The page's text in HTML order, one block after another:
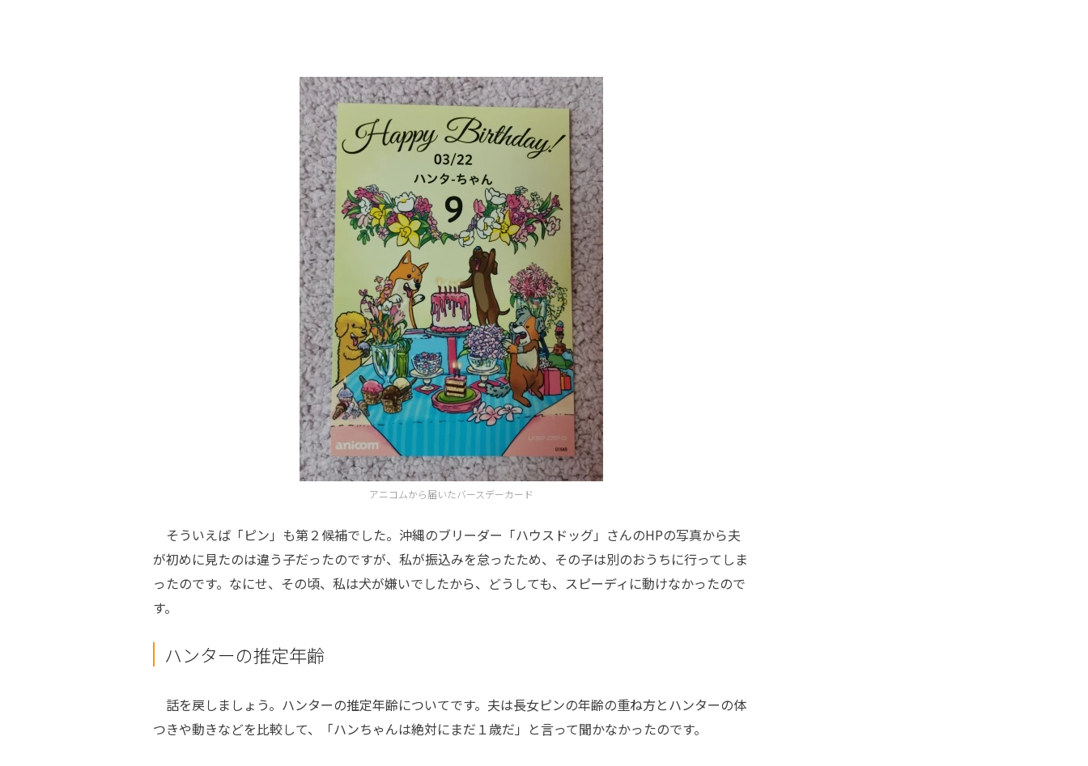
アニコムから届いたバースデーカード
そういえば「ピン」も第２候補でした。沖縄のブリーダー「ハウスドッグ」さんのHPの写真から夫
が初めに見たのは違う子だったのですが、私が振込みを怠ったため、その子は別のおうちに行ってしま
ったのです。なにせ、その頃、私は犬が嫌いでしたから、どうしても、スピーディに動けなかったので
す。
ハンターの推定年齢
話を戻しましょう。ハンターの推定年齢についてです。夫は長女ピンの年齢の重ね方とハンターの体
つきや動きなどを比較して、「ハンちゃんは絶対にまだ１歳だ」と言って聞かなかったのです。